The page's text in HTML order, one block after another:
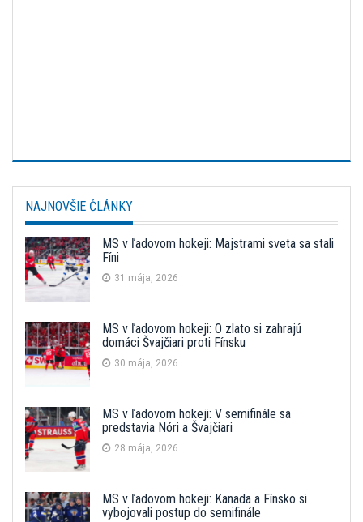
NAJNOVŠIE ČLÁNKY
MS v ľadovom hokeji: Majstrami sveta sa stali
Fíni
31 mája, 2026
MS v ľadovom hokeji: O zlato si zahrajú
domáci Švajčiari proti Fínsku
30 mája, 2026
MS v ľadovom hokeji: V semifinále sa
predstavia Nóri a Švajčiari
28 mája, 2026
MS v ľadovom hokeji: Kanada a Fínsko si
vybojovali postup do semifinále